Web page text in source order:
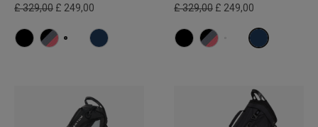
£ 329,00 £ 249,00 £ 329,00 £ 249,00